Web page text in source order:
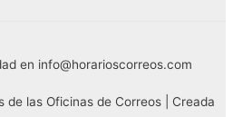
en info@horarioscorreos.com
las Oficinas de Correos | Creada